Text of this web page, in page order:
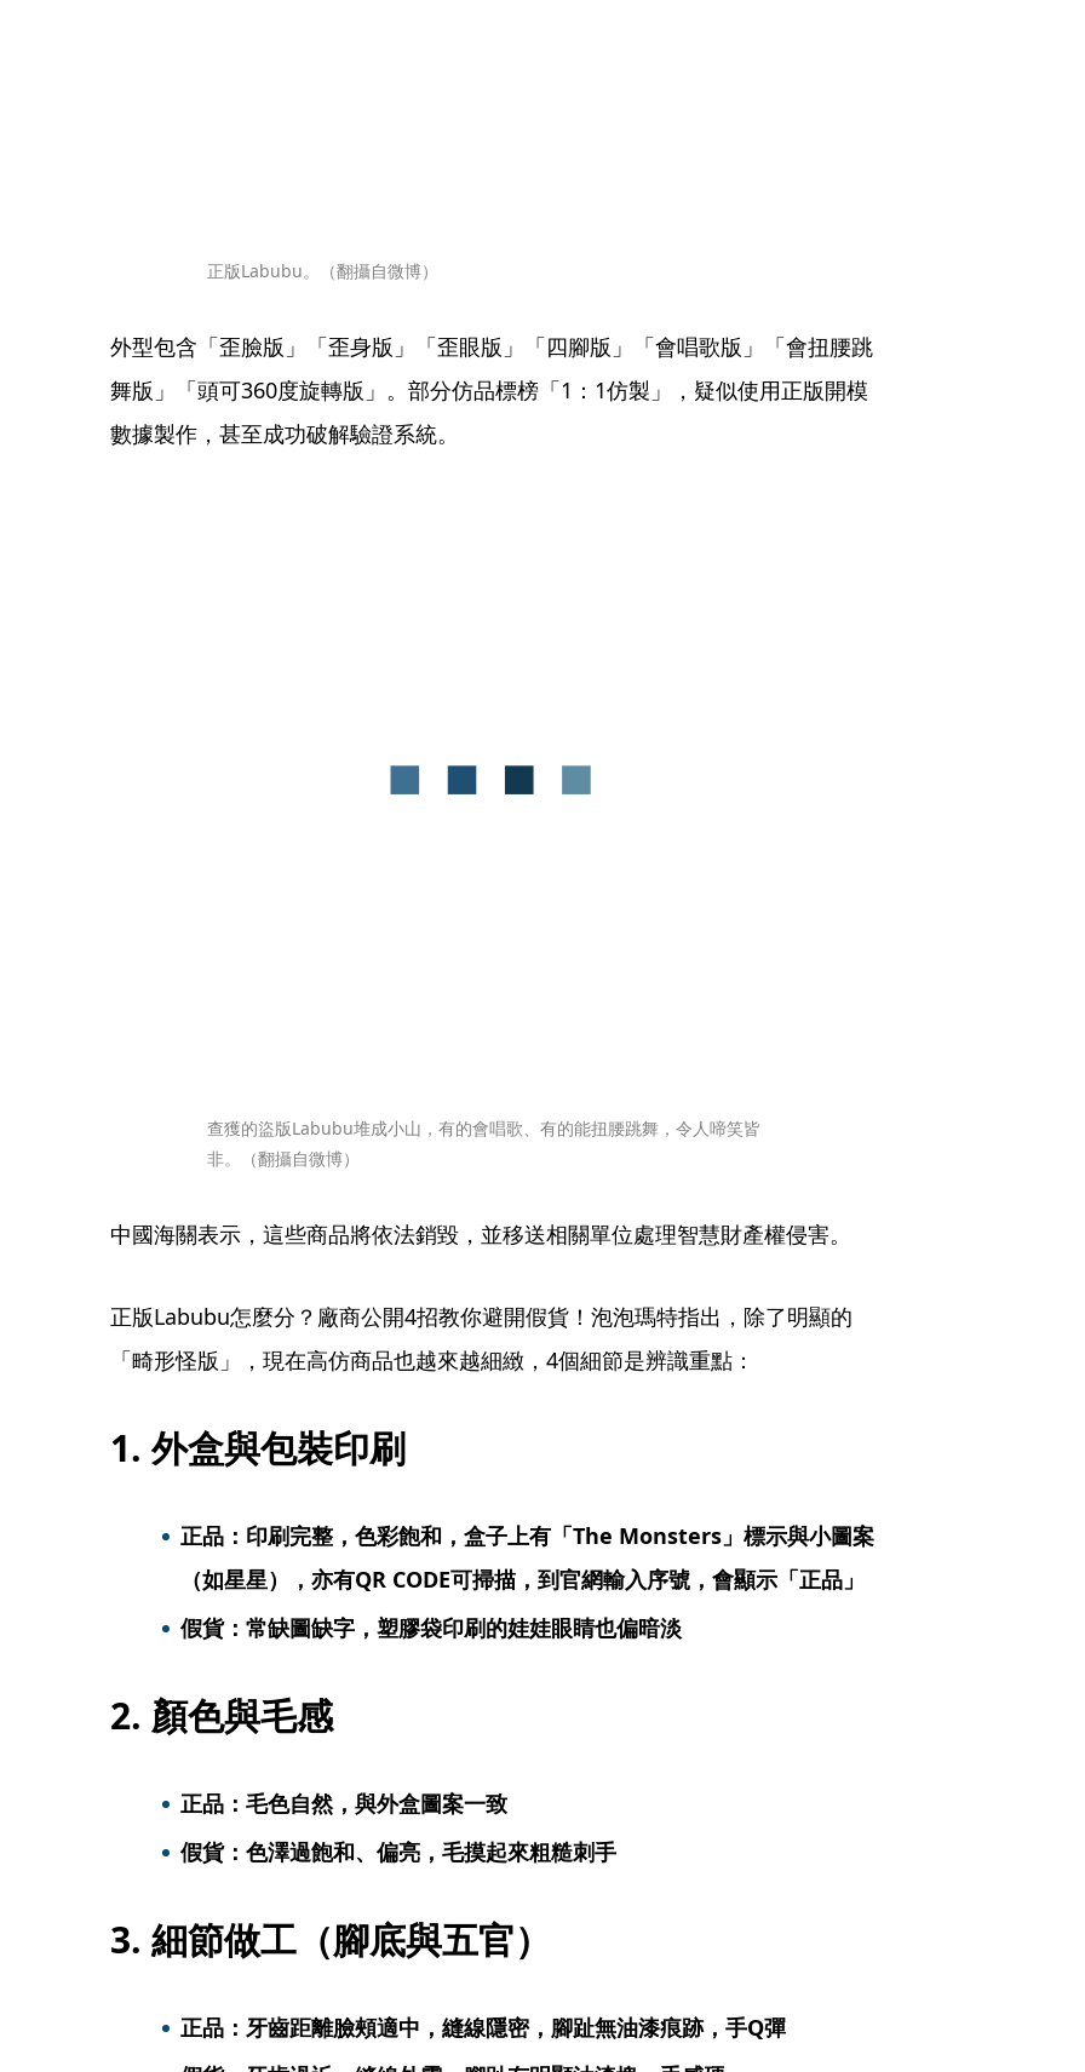
正版Labubu。（翻攝自微博）
外型包含「歪臉版」「歪身版」「歪眼版」「四腳版」「會唱歌版」「會扭腰跳
舞版」「頭可360度旋轉版」。部分仿品標榜「1：1仿製」，疑似使用正版開模
數據製作，甚至成功破解驗證系統。
查獲的盜版Labubu堆成小山，有的會唱歌、有的能扭腰跳舞，令人啼笑皆
非。（翻攝自微博）
中國海關表示，這些商品將依法銷毀，並移送相關單位處理智慧財產權侵害。
正版Labubu怎麼分？廠商公開4招教你避開假貨！泡泡瑪特指出，除了明顯的
「畸形怪版」，現在高仿商品也越來越細緻，4個細節是辨識重點：
1. 外盒與包裝印刷
正品：印刷完整，色彩飽和，盒子上有「The Monsters」標示與小圖案
（如星星），亦有QR CODE可掃描，到官網輸入序號，會顯示「正品」
假貨：常缺圖缺字，塑膠袋印刷的娃娃眼睛也偏暗淡
2. 顏色與毛感
正品：毛色自然，與外盒圖案一致
假貨：色澤過飽和、偏亮，毛摸起來粗糙刺手
3. 細節做工（腳底與五官）
正品：牙齒距離臉頰適中，縫線隱密，腳趾無油漆痕跡，手Q彈